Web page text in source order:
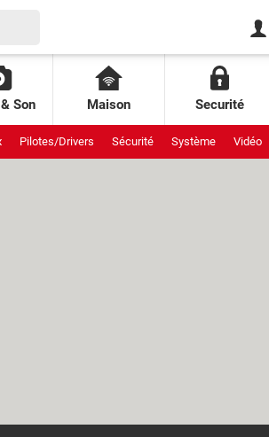
Son Maison Securité
Pilotes/Drivers Sécurité Système Vidéo